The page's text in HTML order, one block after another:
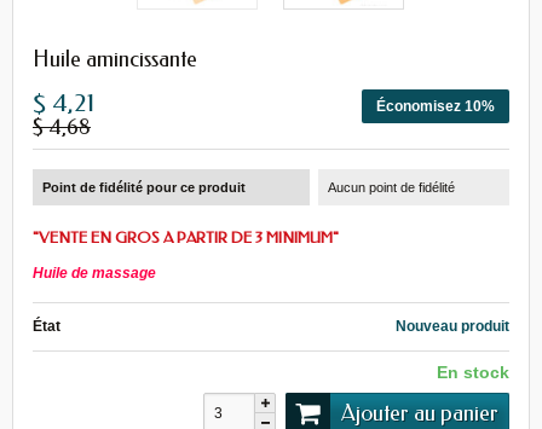
Huile amincissante
Économisez 10%
$ 4,21
$ 4,68
Point de fidélité pour ce produit Aucun point de fidélité
"VENTE EN GROS A PARTIR DE 3 MINIMUM"
Huile de massage
État Nouveau produit
En stock
Ajouter au panier